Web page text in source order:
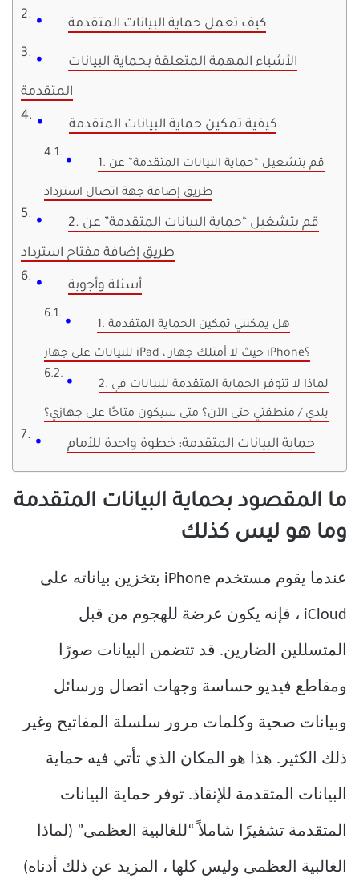
كيف تعمل حماية البيانات المتقدمة
الأشياء المهمة المتعلقة بحماية البيانات
المتقدمة
كيفية تمكين حماية البيانات المتقدمة
1. قم بتشغيل “حماية البيانات المتقدمة” عن
طريق إضافة جهة اتصال استرداد
2. قم بتشغيل “حماية البيانات المتقدمة” عن
طريق إضافة مفتاح استرداد
أسئلة وأجوبة
1. هل يمكنني تمكين الحماية المتقدمة
للبيانات على جهاز iPad ، حيث لا أمتلك جهاز iPhone؟
2. لماذا لا تتوفر الحماية المتقدمة للبيانات في
بلدي / منطقتي حتى الآن؟ متى سيكون متاحًا على جهازي؟
حماية البيانات المتقدمة: خطوة واحدة للأمام
ما المقصود بحماية البيانات المتقدمة
وما هو ليس كذلك
عندما يقوم مستخدم iPhone بتخزين بياناته على
iCloud ، فإنه يكون عرضة للهجوم من قبل
المتسللين الضارين. قد تتضمن البيانات صورًا
ومقاطع فيديو حساسة وجهات اتصال ورسائل
وبيانات صحية وكلمات مرور سلسلة المفاتيح وغير
ذلك الكثير. هذا هو المكان الذي تأتي فيه حماية
البيانات المتقدمة للإنقاذ. توفر حماية البيانات
المتقدمة تشفيرًا شاملاً “للغالبية العظمى” (لماذا
الغالبية العظمى وليس كلها ، المزيد عن ذلك أدناه)